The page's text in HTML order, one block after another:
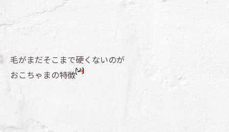
毛がまだそこまで硬くないのが
おこちゃまの特徴